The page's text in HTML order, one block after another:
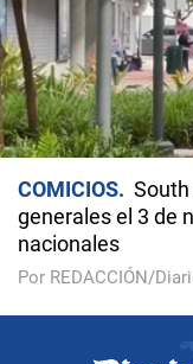
COMICIOS
generales el 3 de
nacionales
Por REDACCIÓN/